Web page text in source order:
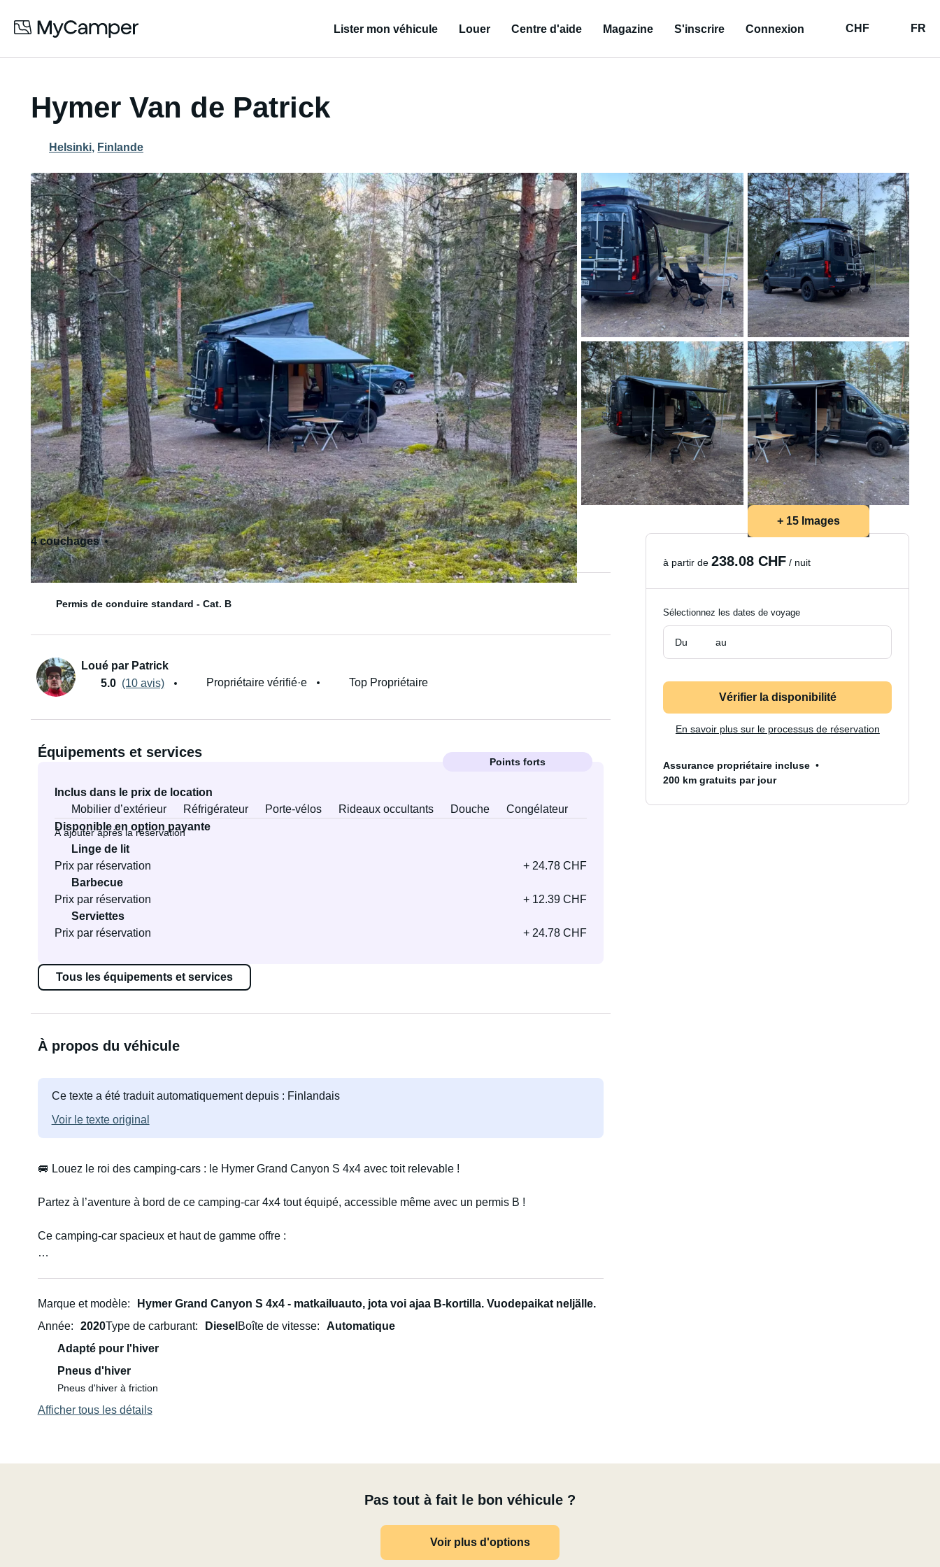
Lister mon véhicule Louer Centre d'aide Magazine S'inscrire Connexion CHF FR
Hymer Van de Patrick
Helsinki, Finlande
+ 15 Images
4 couchages
4 siège(s)
Permis de conduire standard - Cat. B
Loué par Patrick
5.0 (10 avis) Propriétaire vérifié·e Top Propriétaire
Équipements et services
Points forts
Inclus dans le prix de location
Mobilier d’extérieur
Réfrigérateur Porte-vélos Rideaux occultants Douche
Congélateur
Disponible en option payante
À ajouter après la réservation
Linge de lit
Prix par réservation
+ 24.78 CHF
Barbecue
Prix par réservation
+ 12.39 CHF
Serviettes
Prix par réservation
+ 24.78 CHF
Tous les équipements et services
À propos du véhicule
Ce texte a été traduit automatiquement depuis : Finlandais
Voir le texte original
🚐 Louez le roi des camping-cars : le Hymer Grand Canyon S 4x4 avec toit relevable !
Partez à l’aventure à bord de ce camping-car 4x4 tout équipé, accessible même avec un permis B !
Ce camping-car spacieux et haut de gamme offre :
- Transmission intégrale : voyagez confortablement même sur les routes les plus reculées
✅ La location comprend tout le nécessaire :
- Couvertures et oreillers pour quatre personnes
Marque et modèle
Hymer Grand Canyon S 4x4 - matkailuauto, jota voi ajaa B-kortilla. Vuodepaikat neljälle.
Année
2020Type de carburant Diesel Boîte de vitesse
Automatique
Adapté pour l'hiver
Pneus d'hiver
Pneus d'hiver à friction
Afficher tous les détails
Pas tout à fait le bon véhicule ?
Voir plus d'options
à partir de238.08 CHF / nuit
Sélectionnez les dates de voyage
Du au
Vérifier la disponibilité
En savoir plus sur le processus de réservation
Assurance propriétaire incluse
200 km gratuits par jour